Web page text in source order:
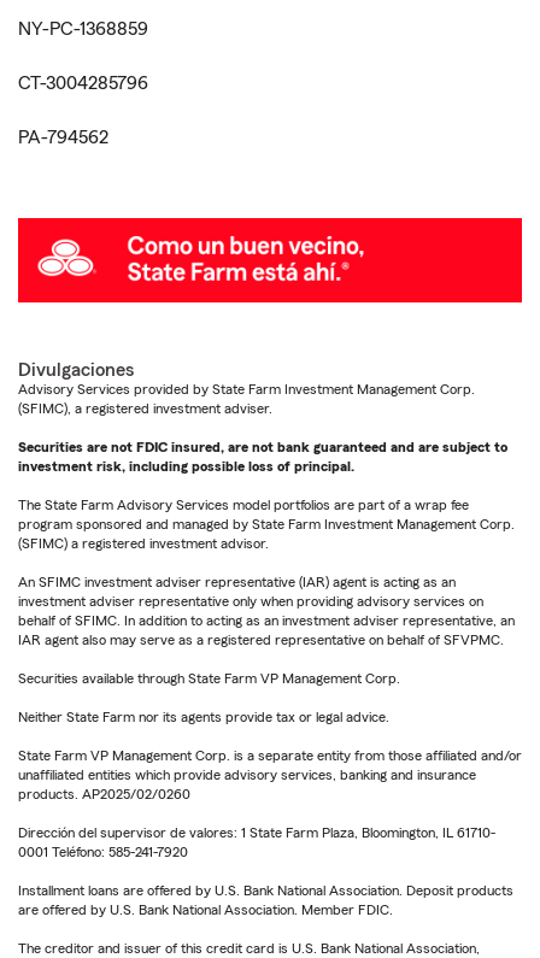
NY-PC-1368859
CT-3004285796
PA-794562
Divulgaciones
Advisory Services provided by State Farm Investment Management Corp.
(SFIMC), a registered investment adviser.
Securities are not FDIC insured, are not bank guaranteed and are subject to
investment risk, including possible loss of principal.
The State Farm Advisory Services model portfolios are part of a wrap fee
program sponsored and managed by State Farm Investment Management Corp.
(SFIMC) a registered investment advisor.
An SFIMC investment adviser representative (IAR) agent is acting as an
investment adviser representative only when providing advisory services on
behalf of SFIMC. In addition to acting as an investment adviser representative, an
IAR agent also may serve as a registered representative on behalf of SFVPMC.
Securities available through State Farm VP Management Corp.
Neither State Farm nor its agents provide tax or legal advice.
State Farm VP Management Corp. is a separate entity from those affiliated and/or
unaffiliated entities which provide advisory services, banking and insurance
products. AP2025/02/0260
Dirección del supervisor de valores: 1 State Farm Plaza, Bloomington, IL 61710-
0001 Teléfono: 585-241-7920
Installment loans are offered by U.S. Bank National Association. Deposit products
are offered by U.S. Bank National Association. Member FDIC.
The creditor and issuer of this credit card is U.S. Bank National Association,